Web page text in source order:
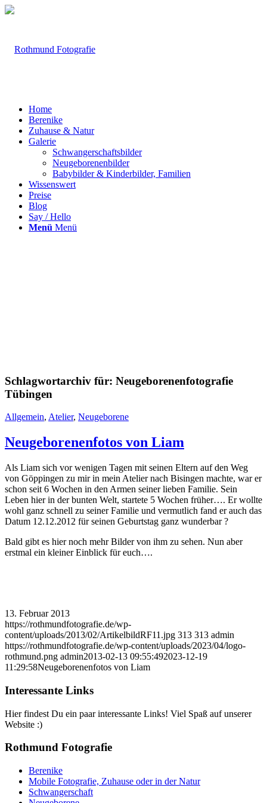
Home
Berenike
Zuhause & Natur
Galerie
Schwangerschaftsbilder
Neugeborenenbilder
Babybilder & Kinderbilder, Familien
Wissenswert
Preise
Blog
Say / Hello
Menü Menü
Schlagwortarchiv für: Neugeborenenfotografie
Tübingen
Allgemein, Atelier, Neugeborene
Neugeborenenfotos von Liam
Als Liam sich vor wenigen Tagen mit seinen Eltern auf den Weg
von Göppingen zu mir in mein Atelier nach Bisingen machte, war er
schon seit 6 Wochen in den Armen seiner lieben Familie. Sein
Leben hier in der bunten Welt, startete 5 Wochen früher…. Er wollte
wohl ganz schnell zu seiner Familie und vermutlich fand er auch das
Datum 12.12.2012 für seinen Geburtstag ganz wunderbar ?
Bald gibt es hier noch mehr Bilder von ihm zu sehen. Nun aber
erstmal ein kleiner Einblick für euch….
13. Februar 2013
https://rothmundfotografie.de/wp-
content/uploads/2013/02/ArtikelbildRF11.jpg 313 313 admin
https://rothmundfotografie.de/wp-content/uploads/2023/04/logo-
rothmund.png admin2013-02-13 09:55:492023-12-19
11:29:58Neugeborenenfotos von Liam
Interessante Links
Hier findest Du ein paar interessante Links! Viel Spaß auf unserer
Website :)
Rothmund Fotografie
Berenike
Mobile Fotografie, Zuhause oder in der Natur
Schwangerschaft